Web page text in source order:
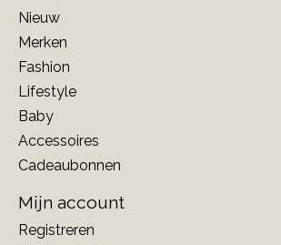
Nieuw
Merken
Fashion
Lifestyle
Baby
Accessoires
Cadeaubonnen
Mijn account
Registreren